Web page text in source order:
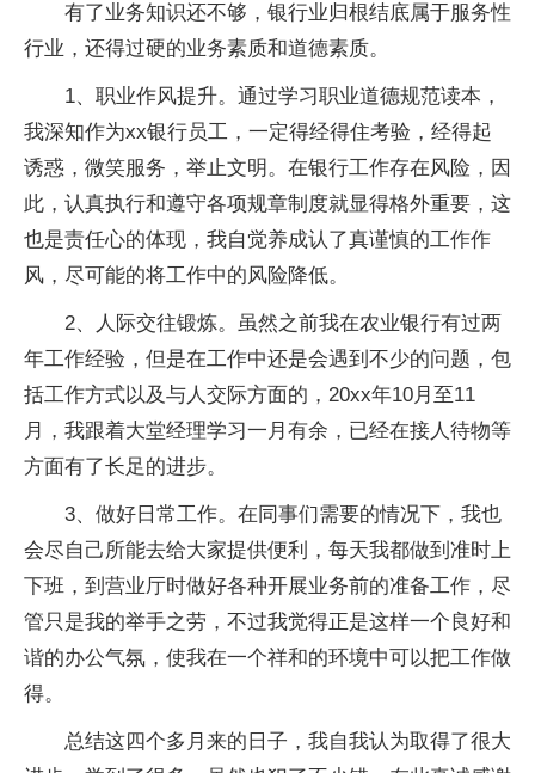
有了业务知识还不够，银行业归根结底属于服务性
行业，还得过硬的业务素质和道德素质。
1、职业作风提升。通过学习职业道德规范读本，
我深知作为xx银行员工，一定得经得住考验，经得起
诱惑，微笑服务，举止文明。在银行工作存在风险，因
此，认真执行和遵守各项规章制度就显得格外重要，这
也是责任心的体现，我自觉养成认了真谨慎的工作作
风，尽可能的将工作中的风险降低。
2、人际交往锻炼。虽然之前我在农业银行有过两
年工作经验，但是在工作中还是会遇到不少的问题，包
括工作方式以及与人交际方面的，20xx年10月至11
月，我跟着大堂经理学习一月有余，已经在接人待物等
方面有了长足的进步。
3、做好日常工作。在同事们需要的情况下，我也
会尽自己所能去给大家提供便利，每天我都做到准时上
下班，到营业厅时做好各种开展业务前的准备工作，尽
管只是我的举手之劳，不过我觉得正是这样一个良好和
谐的办公气氛，使我在一个祥和的环境中可以把工作做
得。
总结这四个多月来的日子，我自我认为取得了很大